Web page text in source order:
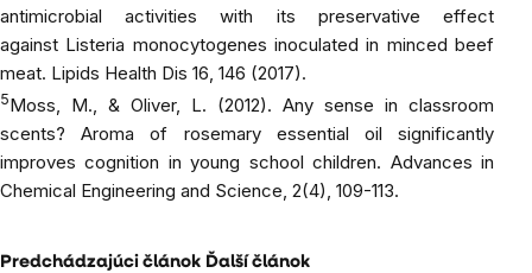
antimicrobial activities with its preservative effect
against Listeria monocytogenes inoculated in minced beef
meat. Lipids Health Dis 16, 146 (2017).
5Moss, M., & Oliver, L. (2012). Any sense in classroom
scents? Aroma of rosemary essential oil significantly
improves cognition in young school children. Advances in
Chemical Engineering and Science, 2(4), 109-113.
Predchádzajúci článok Ďalší článok